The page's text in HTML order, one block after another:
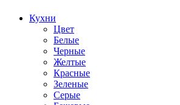
Кухни
Цвет
Белые
Черные
Желтые
Красные
Зеленые
Серые